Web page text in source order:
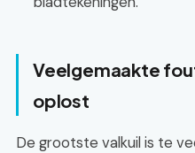
Veelgemaakte
oplost
De grootste valkuil is te